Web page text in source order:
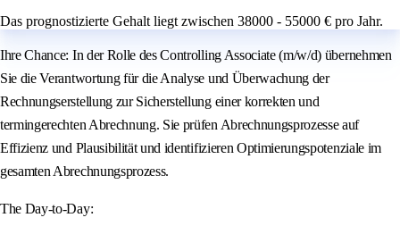
Das prognostizierte Gehalt liegt zwischen 38000 - 55000 € pro Jahr.
Ihre Chance: In der Rolle des Controlling Associate (m/w/d) übernehmen
Sie die Verantwortung für die Analyse und Überwachung der
Rechnungserstellung zur Sicherstellung einer korrekten und
termingerechten Abrechnung. Sie prüfen Abrechnungsprozesse auf
Effizienz und Plausibilität und identifizieren Optimierungspotenziale im
gesamten Abrechnungsprozess.
The Day-to-Day: